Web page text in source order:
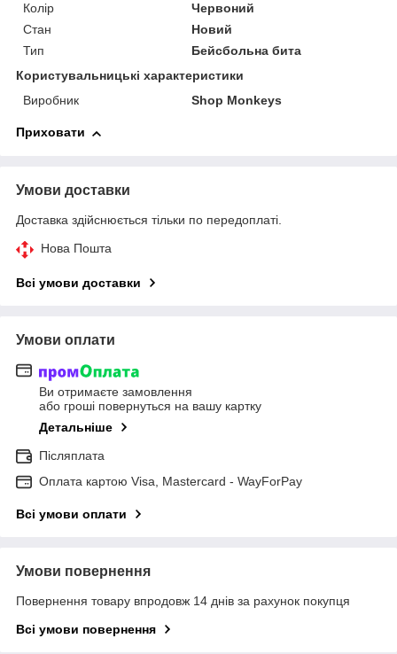
Колір
Червоний
Стан
Новий
Тип
Бейсбольна бита
Користувальницькі характеристики
Виробник
Shop Monkeys
Приховати
Умови доставки
Доставка здійснюється тільки по передоплаті.
Нова Пошта
Всі умови доставки
Умови оплати
Ви отримаєте замовлення
або гроші повернуться на вашу картку
Детальніше
Післяплата
Оплата картою Visa, Mastercard - WayForPay
Всі умови оплати
Умови повернення
Повернення товару впродовж 14 днів за рахунок покупця
Всі умови повернення